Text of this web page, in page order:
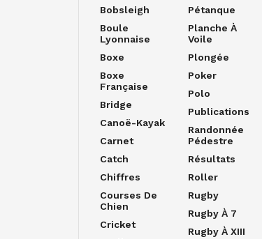
Bobsleigh
Boule
Lyonnaise
Boxe
Boxe
Française
Bridge
Canoë-Kayak
Carnet
Catch
Chiffres
Courses De
Chien
Cricket
Pétanque
Planche À
Voile
Plongée
Poker
Polo
Publications
Randonnée
Pédestre
Résultats
Roller
Rugby
Rugby À 7
Rugby À XIII